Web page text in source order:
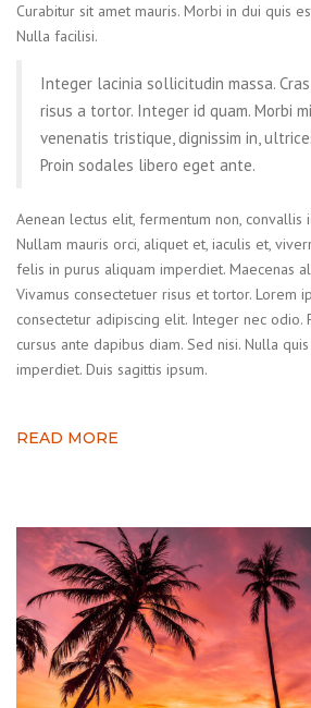
Curabitur sit amet mauris. Morbi in dui quis
Nulla facilisi.
Integer lacinia sollicitudin massa.
risus a tortor. Integer id quam. Morbi
venenatis tristique, dignissim in,
Proin sodales libero eget ante.
Aenean lectus elit, fermentum non, convallis
Nullam mauris orci, aliquet et, iaculis et,
felis in purus aliquam imperdiet. Maecenas
Vivamus consectetuer risus et tortor. Lorem
consectetur adipiscing elit. Integer nec odio.
cursus ante dapibus diam. Sed nisi. Nulla
imperdiet. Duis sagittis ipsum.
READ MORE